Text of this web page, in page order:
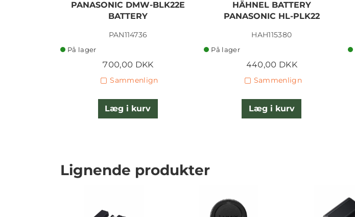
PANASONIC DMW-BLK22E
BATTERY
PAN114736
På lager
700,00 DKK
Sammenlign
Læg i kurv
HÄHNEL BATTERY
PANASONIC HL-PLK22
HAH115380
På lager
440,00 DKK
Sammenlign
Læg i kurv
Lignende produkter